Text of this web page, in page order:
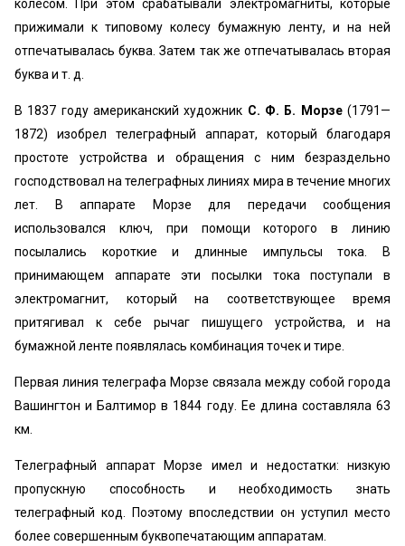
колесом. При этом срабатывали электромагниты, которые
прижимали к типовому колесу бумажную ленту, и на ней
отпечатывалась буква. Затем так же отпечатывалась вторая
буква и т. д.
В 1837 году американский художник С. Ф. Б. Морзе(1791—
1872) изобрел телеграфный аппарат, который благодаря
простоте устройства и обращения с ним безраздельно
господствовал на телеграфных линиях мира в течение многих
лет. В аппарате Морзе для передачи сообщения
использовался ключ, при помощи которого в линию
посылались короткие и длинные импульсы тока. В
принимающем аппарате эти посылки тока поступали в
электромагнит, который на соответствующее время
притягивал к себе рычаг пишущего устройства, и на
бумажной ленте появлялась комбинация точек и тире.
Первая линия телеграфа Морзе связала между собой города
Вашингтон и Балтимор в 1844 году. Ее длина составляла 63
км.
Телеграфный аппарат Морзе имел и недостатки: низкую
пропускную способность и необходимость знать
телеграфный код. Поэтому впоследствии он уступил место
более совершенным буквопечатающим аппаратам.